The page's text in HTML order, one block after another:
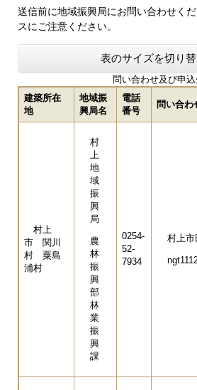
送信前に地域振興局にお問い合わせく
スにご注意ください。
表のサイズを切り
問い合わせ及び申
建築所在
地
地域振
興局名
電話
番号
問い合わ
村上
市 関川
村 粟島
浦村
村
上
地
域
振
興
局
農
林
振
興
部
林
業
振
興
課
0254-
52-
7934
村上市